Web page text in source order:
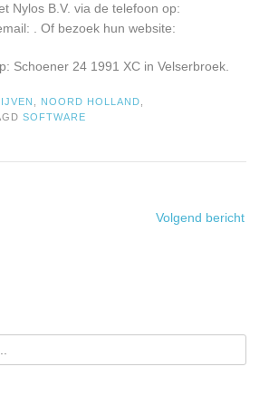
Nylos B.V. via de telefoon op:
. Of bezoek hun website:
Schoener 24 1991 XC in Velserbroek.
, NOORD HOLLAND,
SOFTWARE
Volgend bericht